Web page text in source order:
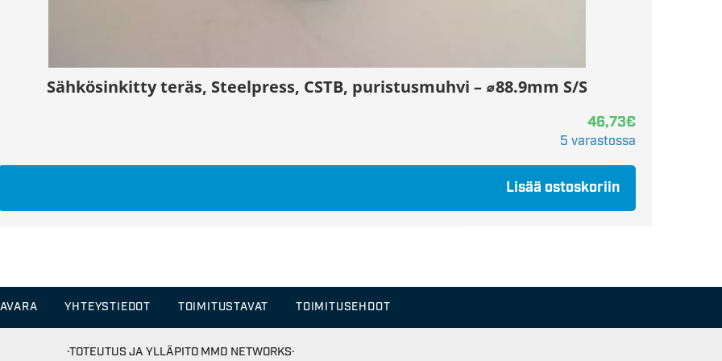
Sähkösinkitty teräs, Steelpress, CSTB, puristusmuhvi – ⌀88.9mm S/S
46,73€
5 varastossa
Lisää ostoskoriin
YHTEYSTIEDOT TOIMITUSTAVAT TOIMITUSEHDOT
·TOTEUTUS JA YLLÄPITO MMD NETWORKS·